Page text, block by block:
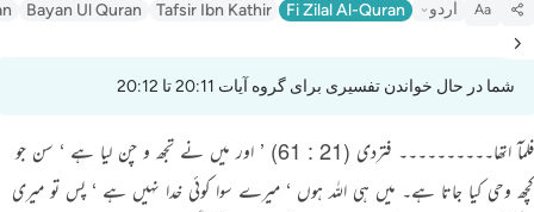
Aa اردو Fi Zilal Al-Quran
Tafsir Ibn Kathir
Bayan Ul Quran
شما در حال خواندن تفسیری برای گروه آیات 20:11 تا 20:12
فلمآ اتھا۔۔۔۔۔۔۔۔۔۔ فتردی (21 : 61) ’ اور میں نے تجھ و چن لیا ہے ‘ سن جو
کچھ وحی کیا جاتا ہے۔ میں ہی اللہ ہوں ‘ میرے سوا کوئی خدا نہیں ہے ‘ پس تو میری